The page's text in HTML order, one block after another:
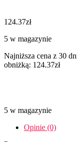
124.37zł
5 w magazynie
Najniższa cena z 30
obniżką: 124.37zł
5 w magazynie
Opinie (0)